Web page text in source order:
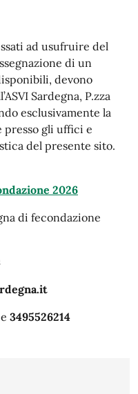
ad usufruire del
di un
devono
Sardegna, P.zza
esclusivamente la
presso gli uffici e
del presente sito.
2026
di fecondazione
e 3495526214